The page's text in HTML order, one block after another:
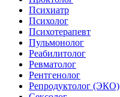
Психиатр
Психолог
Психотерапевт
Пульмонолог
Реабилитолог
Ревматолог
Рентгенолог
Репродуктолог (ЭКО)